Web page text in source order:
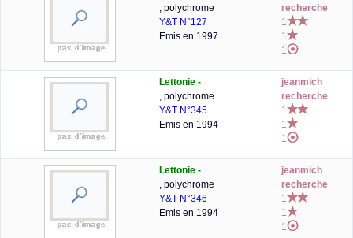
, polychrome
Y&T N°127
Emis en 1997
recherche
1
1
1
Lettonie -
, polychrome
Y&T N°345
Emis en 1994
jeanmich
recherche
1
1
1
Lettonie -
, polychrome
Y&T N°346
Emis en 1994
jeanmich
recherche
1
1
1